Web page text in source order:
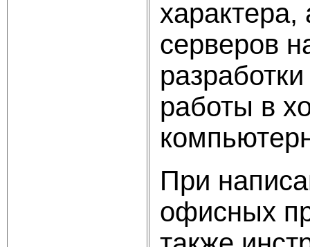
серверов
работы в
При
офисных